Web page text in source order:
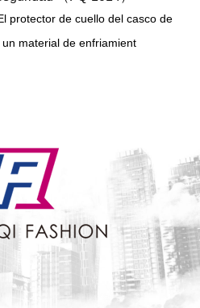
protector de cuello del casco de
material de enfriamient